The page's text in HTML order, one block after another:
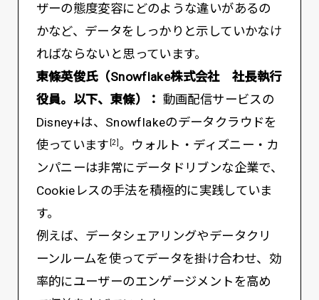
ザーの態度変容にどのような違いがあるの
かなど、データをしっかりと示していかなけ
ればならないと思っています。
東條英俊氏（Snowflake株式会社 社長執行
役員。以下、東條）： 動画配信サービスの
Disney+は、Snowflakeのデータクラウドを
使っています [2] 。ウォルト・ディズニー・カ
ンパニーは非常にデータドリブンな企業で、
Cookieレスの手法を積極的に実践していま
す。
例えば、データシェアリングやデータクリ
ーンルームを使ってデータを掛け合わせ、効
率的にユーザーのエンゲージメントを高め